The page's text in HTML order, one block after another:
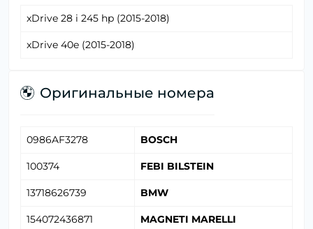
xDrive 28 i 245 hp (2015-2018)
xDrive 40e (2015-2018)
Оригинальные номера
0986AF3278 BOSCH
100374 FEBI BILSTEIN
13718626739 BMW
154072436871 MAGNETI MARELLI